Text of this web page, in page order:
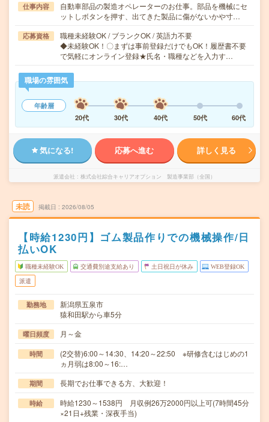
仕事内容
自動車部品の製造オペレーターのお仕事。部品を機械にセ
ットしボタンを押す、出てきた製品に傷がないかや寸…
応募資格
職種未経験OK / ブランクOK / 英語力不要
◆未経験OK！〇まずは事前登録だけでもOK！履歴書不要
で気軽にオンライン登録★氏名・職種などを入力す…
職場の雰囲気
年齢層
20代
30代 40代 50代 60代
気になる! 応募へ進む 詳しく見る
派遣会社 株式会社綜合キャリアオプション 製造事業部（全国）
未読 掲載日 2026/08/05
【時給1230円】ゴム製品作りでの機械操作/日
払いOK
職種未経験OK 交通費別途支給あり 土日祝日が休み WEB登録OK
派遣
勤務地
新潟県五泉市
猿和田駅から車5分
曜日頻度 月～金
時間
(2交替)6:00～14:30、14:20～22:50 ※研修含むはじめの1
ヵ月弱は8:00～16:…
期間 長期でお仕事できる方、大歓迎！
時給
時給1230～1538円 月収例26万2000円以上可(7時間45分
×21日+残業・深夜手当)